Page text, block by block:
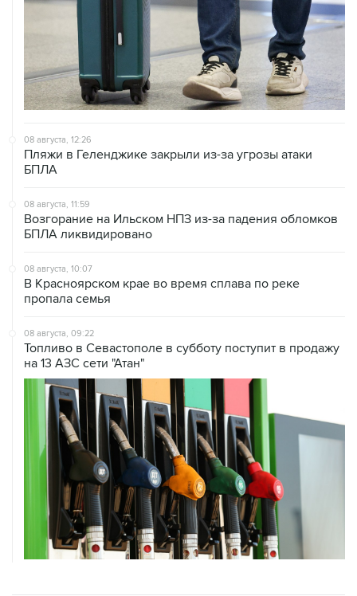
08 августа, 12:26
Пляжи в Геленджике закрыли из-за угрозы атаки
БПЛА
08 августа, 11:59
Возгорание на Ильском НПЗ из-за падения обломков
БПЛА ликвидировано
08 августа, 10:07
В Красноярском крае во время сплава по реке
пропала семья
08 августа, 09:22
Топливо в Севастополе в субботу поступит в продажу
на 13 АЗС сети "Атан"